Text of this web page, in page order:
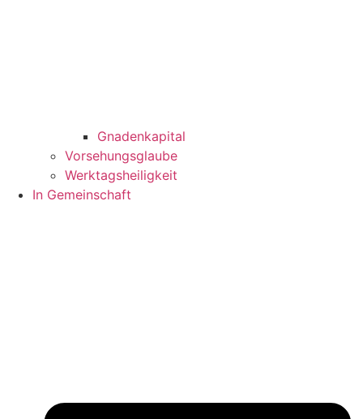
Gnadenkapital
Vorsehungsglaube
Werktagsheiligkeit
In Gemeinschaft